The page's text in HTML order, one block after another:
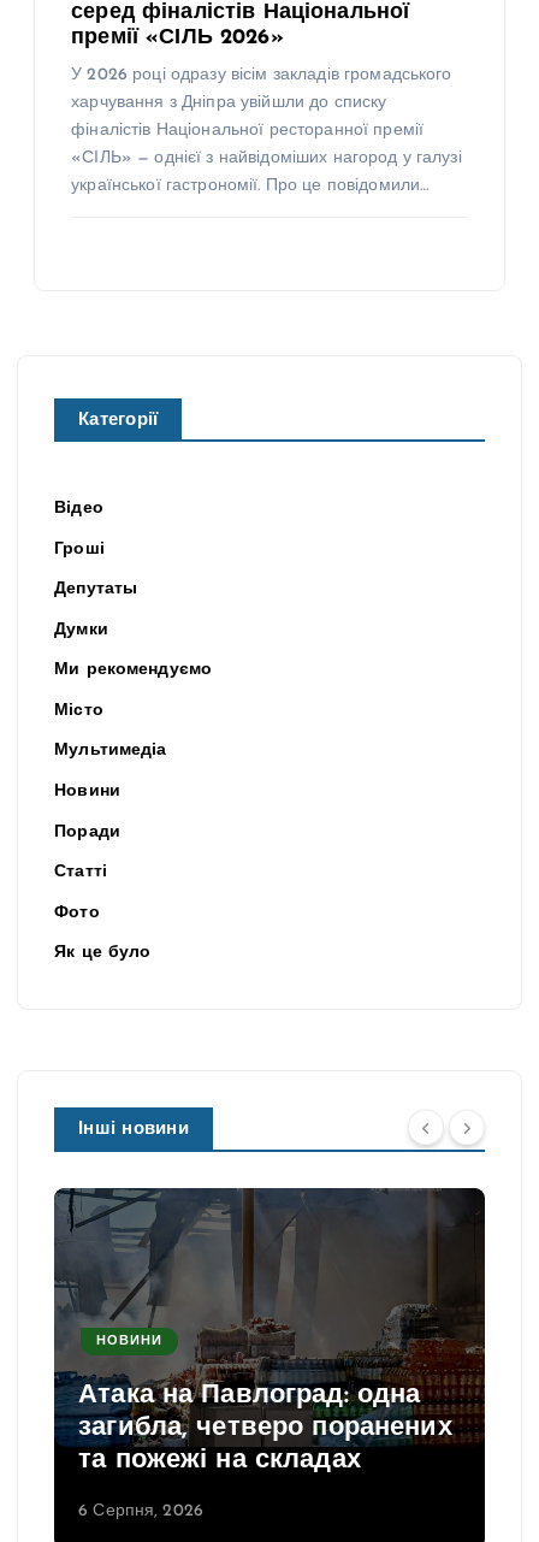
серед фіналістів Національної
премії «СІЛЬ 2026»
У 2026 році одразу вісім закладів громадського
харчування з Дніпра увійшли до списку
фіналістів Національної ресторанної премії
«СІЛЬ» — однієї з найвідоміших нагород у галузі
української гастрономії. Про це повідомили…
Категорії
Відео
Гроші
Депутаты
Думки
Ми рекомендуємо
Місто
Мультимедіа
Новини
Поради
Статті
Фото
Як це було
Інші новини
НОВИНИ
Атака на Павлоград: одна
загибла, четверо поранених
та пожежі на складах
6 Серпня, 2026